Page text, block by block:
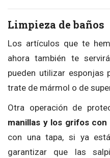
Limpieza de baños
Los artículos que te
ahora también te
pueden utilizar esponjas
trate de mármol o de
Otra operación de
manillas y los grifos
con una tapa, si ya
garantizar que las